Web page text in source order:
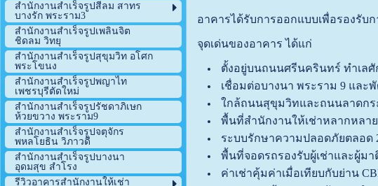
สำนักงานสำเร็จรูปสีลม สาทร
บางรัก พระราม3
สำนักงานสำเร็จรูปเพลินจิต
ชิดลม วิทยุ
สำนักงานสำเร็จรูปสุขุมวิท อโศก
พระโขนง
สำนักงานสำเร็จรูปพญาไท
เพชรบุรีตัดใหม่
สำนักงานสำเร็จรูปรัชดาภิเษก
ห้วยขวาง พระราม9
สำนักงานสำเร็จรูปจตุจักร
พหลโยธิน วิภาวดี
สำนักงานสำเร็จรูปบางนา
อุดมสุข สำโรง
รีวิวอาคารสำนักงานให้เช่า
อาคารได้รับการออกแบบเพื่อรองรั
จุดเด่นของอาคาร ได้แก่
ตั้งอยู่บนถนนศรีนครินทร์ ทำเล
เชื่อมต่อบางนา พระราม 9 และ
ใกล้ถนนสุขุมวิทและถนนลาดกร
พื้นที่สำนักงานให้เช่าหลากหลา
ระบบรักษาความปลอดภัยตลอด
พื้นที่จอดรถรองรับผู้เช่าและผู้มา
ค่าเช่าคุ้มค่าเมื่อเทียบกับย่าน